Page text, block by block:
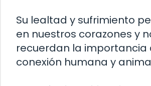
Su lealtad y sufrimiento
en nuestros corazones y
recuerdan la importancia
conexión humana y